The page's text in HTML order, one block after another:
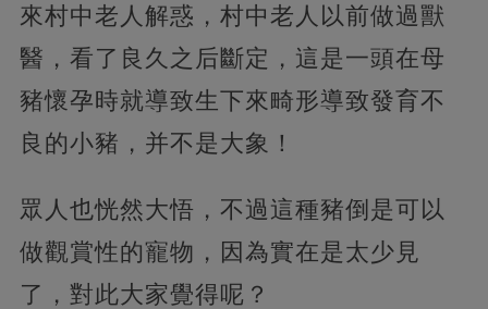
來村中老人解惑，村中老人以前做過獸
醫，看了良久之后斷定，這是一頭在母
豬懷孕時就導致生下來畸形導致發育不
良的小豬，并不是大象！
眾人也恍然大悟，不過這種豬倒是可以
做觀賞性的寵物，因為實在是太少見
了，對此大家覺得呢？